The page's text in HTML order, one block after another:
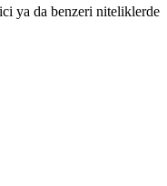
ya da benzeri niteliklerde